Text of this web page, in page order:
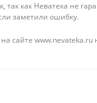
так как Неватека не
заметили ошибку.
сайте